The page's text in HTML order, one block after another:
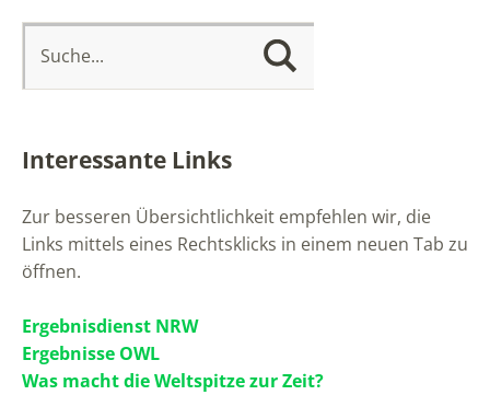
Interessante Links
Zur besseren Übersichtlichkeit empfehlen wir, die
Links mittels eines Rechtsklicks in einem neuen Tab zu
öffnen.
Ergebnisdienst NRW
Ergebnisse OWL
Was macht die Weltspitze zur Zeit?